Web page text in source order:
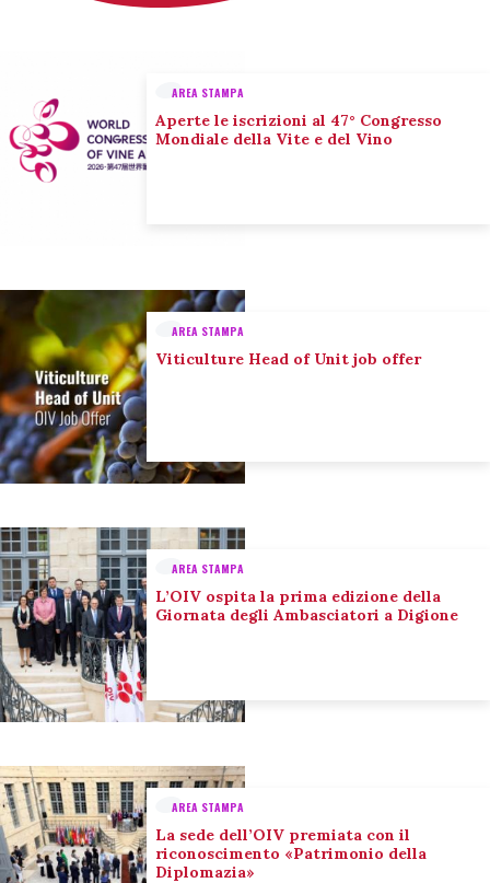
AREA STAMPA
Aperte le iscrizioni al 47° Congresso
Mondiale della Vite e del Vino
AREA STAMPA
Viticulture Head of Unit job offer
AREA STAMPA
L’OIV ospita la prima edizione della
Giornata degli Ambasciatori a Digione
AREA STAMPA
La sede dell’OIV premiata con il
riconoscimento «Patrimonio della
Diplomazia»